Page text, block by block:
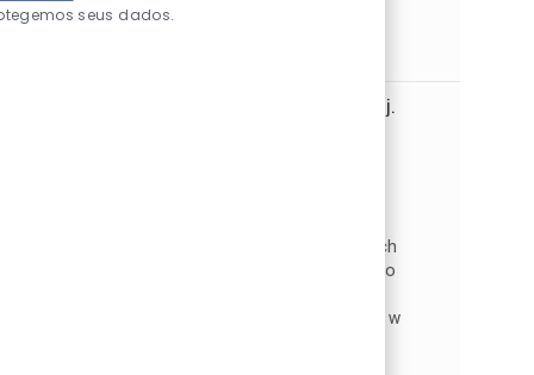
Młodszy Specjalista ds. Księgowości z j.
Nasz dział Center of Excellence dla Krajowych
Centrów Księgowości poszukuje Młodszej/go
dołączyć do zgranego zespołu i rozwijać się w
seus dados.